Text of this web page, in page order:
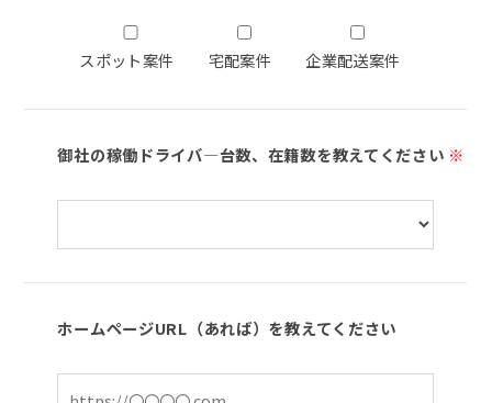
スポット案件 宅配案件 企業配送案件
御社の稼働ドライバ―台数、在籍数を教えてください ※
ホームページURL（あれば）を教えてください